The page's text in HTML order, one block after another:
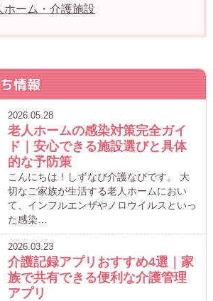
ホーム・介護施設
情報
2026.05.28
老人ホームの感染対策完全ガイ
ド｜安心できる施設選びと具体
的な予防策
こんにちは！しずなび介護なびです。 大
切なご家族が生活する老人ホームにおい
て、インフルエンザやノロウイルスといっ
た感染…
2026.03.23
介護記録アプリおすすめ4選｜家
族で共有できる便利な介護管理
アプリ